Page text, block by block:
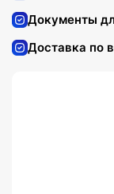
Документы
Доставка по